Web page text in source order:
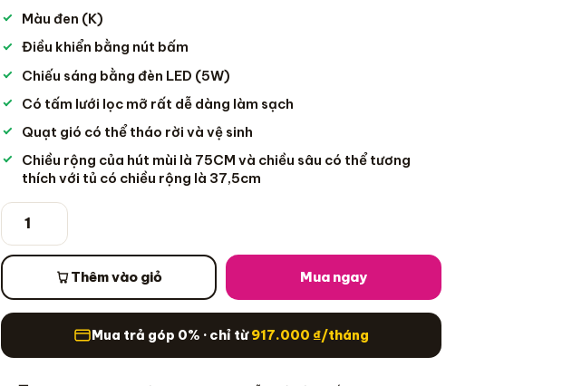
Màu đen (K)
Điều khiển bằng nút bấm
Chiếu sáng bằng đèn LED (5W)
Có tấm lưới lọc mỡ rất dễ dàng làm sạch
Quạt gió có thể tháo rời và vệ sinh
Chiều rộng của hút mùi là 75CM và chiều sâu có thể tương
thích với tủ có chiều rộng là 37,5cm
Hút mùi nhà bếp Panasonic FY-7HGC5-K số lượng
Thêm vào giỏ Mua ngay
Mua trả góp 0% · chỉ từ917.000 ₫/tháng